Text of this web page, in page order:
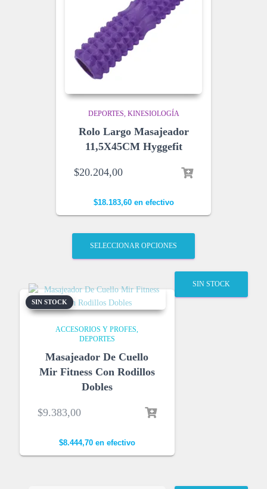
DEPORTES KINESIOLOGÍA
Rolo Largo Masajeador
11,5X45CM Hyggefit
$20.204,00
$18.183,60en efectivo
SELECCIONAR OPCIONES
SIN STOCK
ACCESORIOS Y PROFES
DEPORTES
Masajeador De Cuello
Mir Fitness Con Rodillos
Dobles
$9.383,00
$8.444,70en efectivo
SIN STOCK